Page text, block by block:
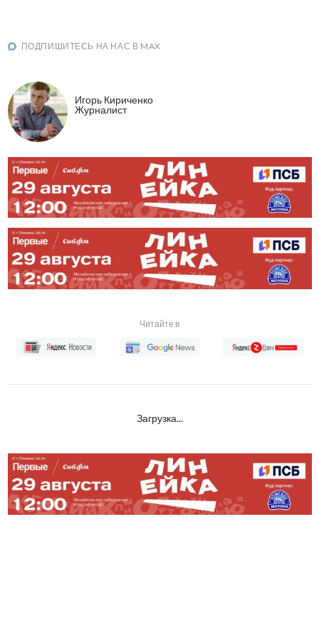
ПОДПИШИТЕСЬ НА НАС В MAX
Игорь Кириченко
Журналист
Читайте в
Загрузка...